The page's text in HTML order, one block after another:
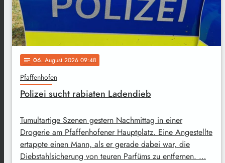
notes 06. August 2026 09:48
Pfaffenhofen
Polizei sucht rabiaten Ladendieb
Tumultartige Szenen gestern Nachmittag in einer
Drogerie am Pfaffenhofener Hauptplatz. Eine Angestellte
ertappte einen Mann, als er gerade dabei war, die
Diebstahlsicherung von teuren Parfüms zu entfernen. …